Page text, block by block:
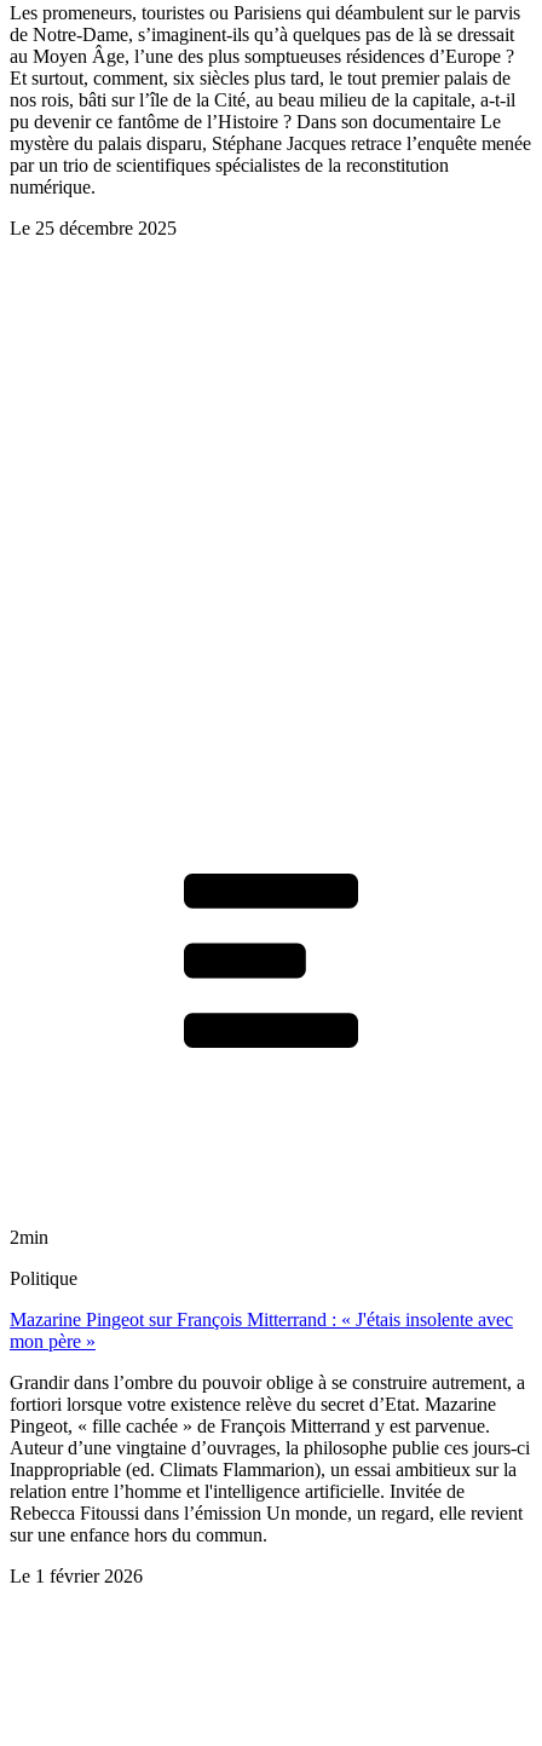
Les promeneurs, touristes ou Parisiens qui déambulent sur le parvis
de Notre-Dame, s’imaginent-ils qu’à quelques pas de là se dressait
au Moyen Âge, l’une des plus somptueuses résidences d’Europe ?
Et surtout, comment, six siècles plus tard, le tout premier palais de
nos rois, bâti sur l’île de la Cité, au beau milieu de la capitale, a-t-il
pu devenir ce fantôme de l’Histoire ? Dans son documentaire Le
mystère du palais disparu, Stéphane Jacques retrace l’enquête menée
par un trio de scientifiques spécialistes de la reconstitution
numérique.
Le 25 décembre 2025
2min
Politique
Mazarine Pingeot sur François Mitterrand : « J'étais insolente avec
mon père »
Grandir dans l’ombre du pouvoir oblige à se construire autrement, a
fortiori lorsque votre existence relève du secret d’Etat. Mazarine
Pingeot, « fille cachée » de François Mitterrand y est parvenue.
Auteur d’une vingtaine d’ouvrages, la philosophe publie ces jours-ci
Inappropriable (ed. Climats Flammarion), un essai ambitieux sur la
relation entre l’homme et l'intelligence artificielle. Invitée de
Rebecca Fitoussi dans l’émission Un monde, un regard, elle revient
sur une enfance hors du commun.
Le 1 février 2026